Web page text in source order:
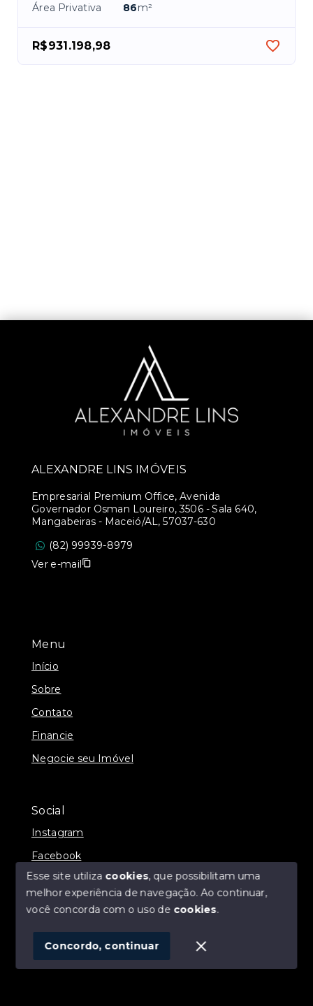
Área Privativa
86m²
R$931.198,98
Menu
Início
Sobre
Contato
Financie
Negocie seu Imóvel
Social
Instagram
Facebook
© Copyright 2026 - ALEXANDRE LINS IMÓVEIS -
SITE PARA IMOBILIARIA
ALEXANDRE LINS IMÓVEIS
Empresarial Premium Office, Avenida
Governador Osman Loureiro, 3506 - Sala 640,
Mangabeiras - Maceió/AL, 57037-630
(82) 99939-8979
Ver e-mail
Esse site utiliza cookies, que possibilitam uma
melhor experiência de navegação.Ao continuar,
você concorda com o uso de cookies.
Concordo, continuar